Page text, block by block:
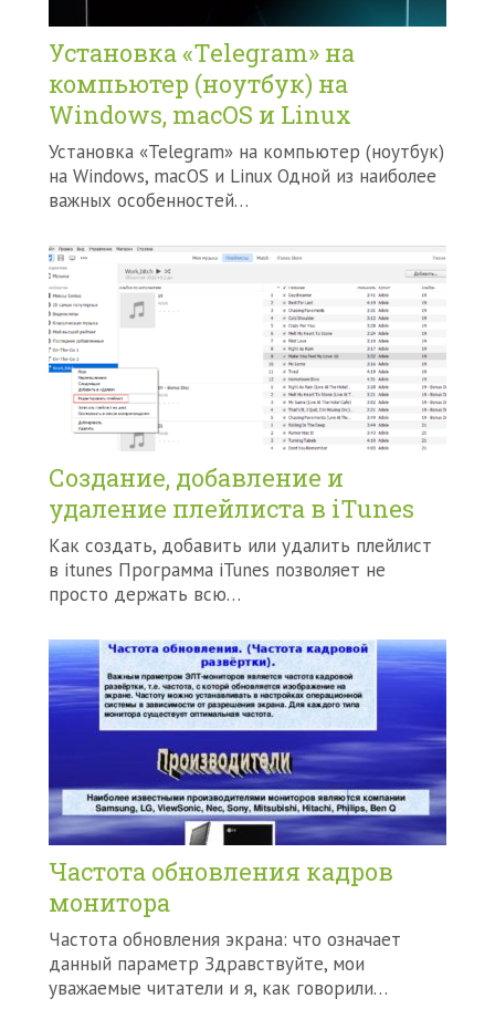
Установка «Telegram» на
компьютер (ноутбук) на
Windows, macOS и Linux
Установка «Telegram» на компьютер (ноутбук)
на Windows, macOS и Linux Одной из наиболее
важных особенностей…
Создание, добавление и
удаление плейлиста в iTunes
Как создать, добавить или удалить плейлист
в itunes Программа iTunes позволяет не
просто держать всю…
Частота обновления кадров
монитора
Частота обновления экрана: что означает
данный параметр Здравствуйте, мои
уважаемые читатели и я, как говорили…